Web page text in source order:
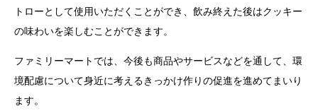
トローとして使用いただくことができ、飲み終えた後はクッキー
の味わいを楽しむことができます。
ファミリーマートでは、今後も商品やサービスなどを通して、環
境配慮について身近に考えるきっかけ作りの促進を進めてまいり
ます。